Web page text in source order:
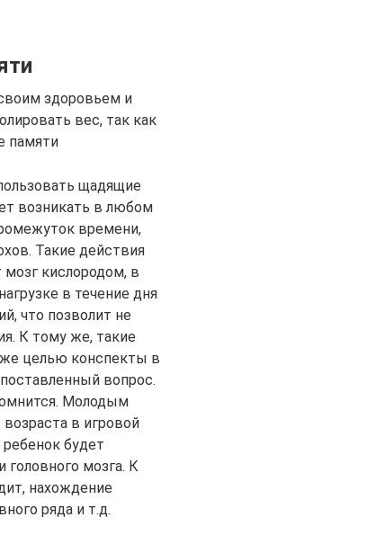
здоровьем и
вес, так как
памяти
щадящие
возникать в любом
времени,
Такие действия
кислородом, в
в течение дня
что позволит не
К тому же, такие
же целью конспекты в
вопрос.
Молодым
в игровой
будет
мозга. К
нахождение
ряда и т.д.